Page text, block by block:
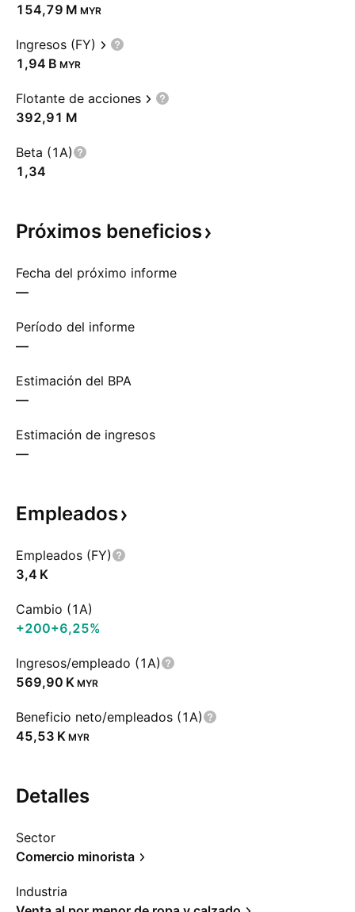
‪154,79 M‬ MYR
Ingresos (FY)
‪1,94 B‬ MYR
Flotante de acciones
‪392,91 M‬
Beta (1A)
1,34
Próximos beneficios
Fecha del próximo informe
—
Período del informe
—
Estimación del BPA
—
Estimación de ingresos
—
Empleados
Empleados (FY)
‪3,4 K‬
Cambio (1A)
+200+6,25%
Ingresos/empleado (1A)
‪569,90 K‬ MYR
Beneficio neto/empleados (1A)
‪45,53 K‬ MYR
Detalles
Sector
Comercio minorista
Industria